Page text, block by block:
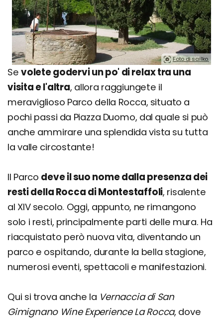
Foto di sailko.
Se volete godervi un po' di relax tra una
visita e l'altra, allora raggiungete il
meraviglioso Parco della Rocca, situato a
pochi passi da Piazza Duomo, dal quale si può
anche ammirare una splendida vista su tutta
la valle circostante!
Il Parco deve il suo nome dalla presenza dei
resti della Rocca di Montestaffoli, risalente
al XIV secolo. Oggi, appunto, ne rimangono
solo i resti, principalmente parti delle mura. Ha
riacquistato però nuova vita, diventando un
parco e ospitando, durante la bella stagione,
numerosi eventi, spettacoli e manifestazioni.
Qui si trova anche la Vernaccia di San
Gimignano Wine Experience La Rocca, dove